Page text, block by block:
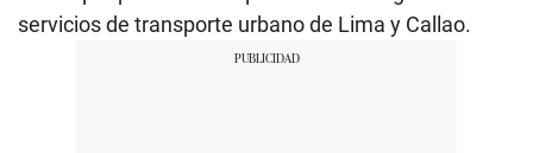
servicios de transporte urbano de Lima y Callao.